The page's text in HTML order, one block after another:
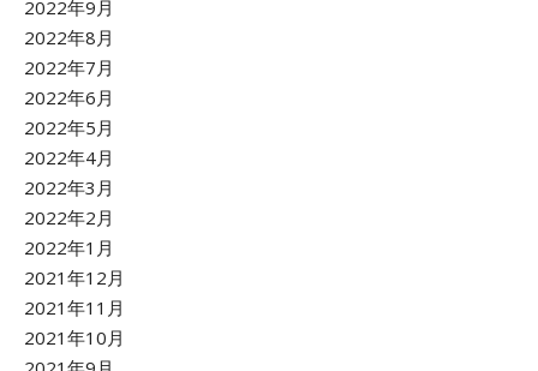
2022年9月
2022年8月
2022年7月
2022年6月
2022年5月
2022年4月
2022年3月
2022年2月
2022年1月
2021年12月
2021年11月
2021年10月